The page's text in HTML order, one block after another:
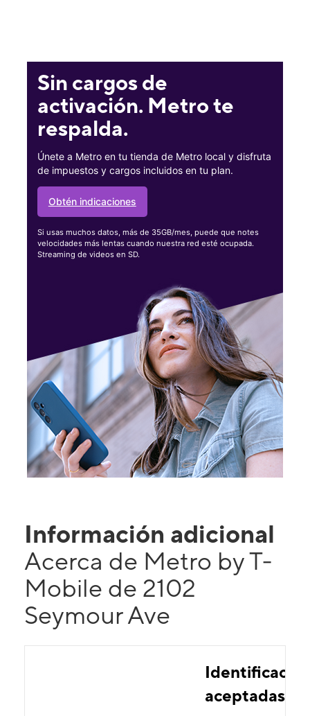
Sin cargos de
activación. Metro te
respalda.
Únete a Metro en tu tienda de Metro local y disfruta
de impuestos y cargos incluidos en tu plan.
Obtén indicaciones
Si usas muchos datos, más de 35GB/mes, puede que notes
velocidades más lentas cuando nuestra red esté ocupada.
Streaming de videos en SD.
Información adicional
Acerca de Metro by T-
Mobile de 2102
Seymour Ave
aceptadas